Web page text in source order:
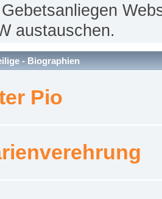
austauschen.
- Biographien
Pio